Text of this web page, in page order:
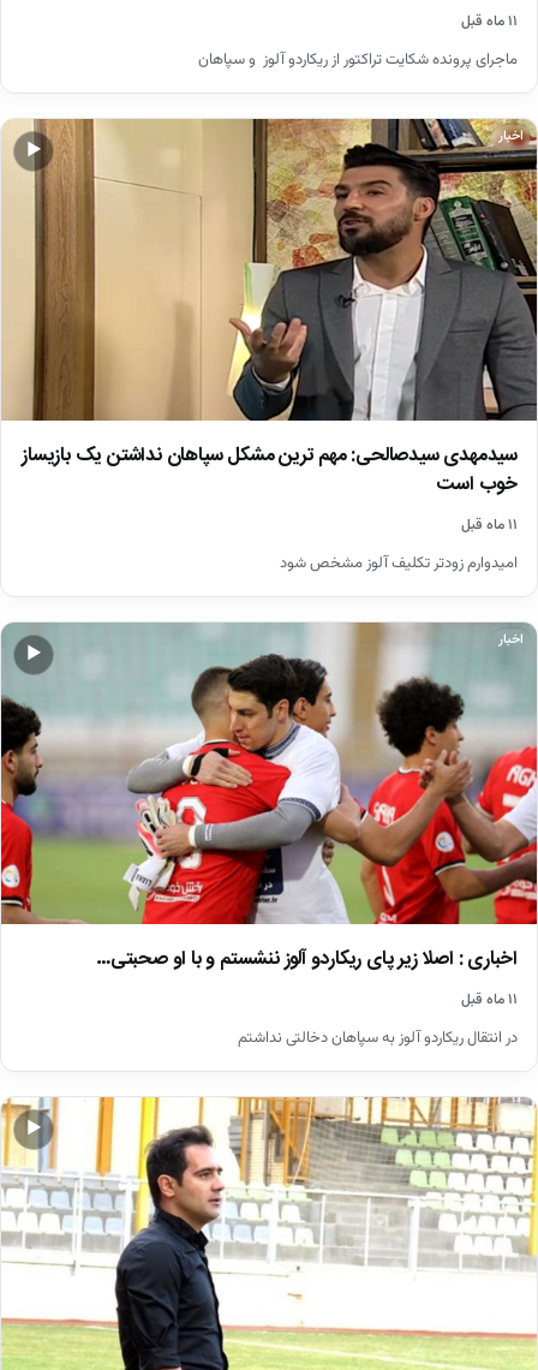
۱۱ ماه قبل
ماجرای پرونده شکایت تراکتور از ریکاردو آلوز و سپاهان
▶
اخبار
سیدمهدی سیدصالحی: مهم ترین مشکل سپاهان نداشتن یک بازیساز
خوب است
۱۱ ماه قبل
امیدوارم زودتر تکلیف آلوز مشخص شود
▶
اخبار
اخباری : اصلا زیر پای ریکاردو آلوز ننشستم و با او صحبتی…
۱۱ ماه قبل
در انتقال ریکاردو آلوز به سپاهان دخالتی نداشتم
▶
اخبار